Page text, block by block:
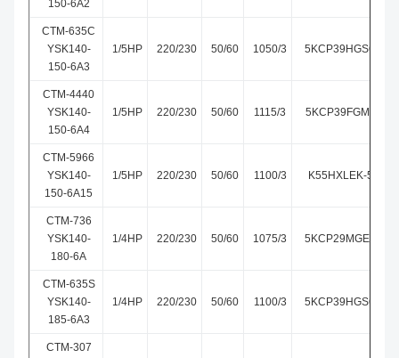
150-6A2
CTM-635C
YSK140-
150-6A3
1/5HP 220/230 50/60 1050/3 5KCP39HGS635C
CTM-4440
YSK140-
150-6A4
1/5HP 220/230 50/60 1115/3 5KCP39FGM4440
CTM-5966
YSK140-
150-6A15
1/5HP 220/230 50/60 1100/3 K55HXLEK-5966
CTM-736
YSK140-
180-6A
1/4HP 220/230 50/60 1075/3 5KCP29MGE736S
CTM-635S
YSK140-
185-6A3
1/4HP 220/230 50/60 1100/3 5KCP39HGS635S
CTM-307